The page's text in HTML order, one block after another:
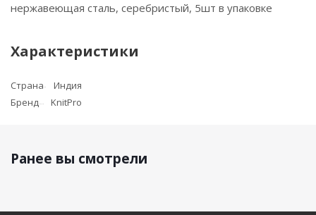
нержавеющая сталь, серебристый, 5шт в упаковке
Характеристики
Страна
Индия
Бренд
KnitPro
Ранее вы смотрели